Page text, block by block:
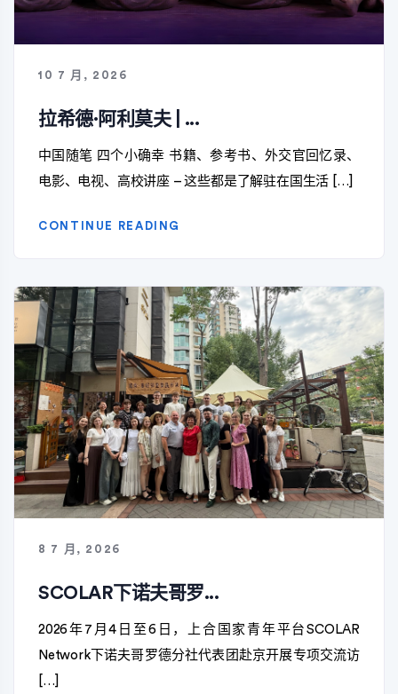
10 7 月, 2026
拉希德·阿利莫夫 | ...
中国随笔 四个小确幸 书籍、参考书、外交官回忆录、
电影、电视、高校讲座 – 这些都是了解驻在国生活 […]
CONTINUE READING
8 7 月, 2026
SCOLAR下诺夫哥罗...
2026年7月4日至6日，上合国家青年平台SCOLAR
Network下诺夫哥罗德分社代表团赴京开展专项交流访
[…]